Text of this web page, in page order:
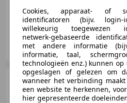
Ed-Kar Import en Export
NL-3076 JA ROTTERDAM
Cookies, apparaat- of
identificatoren (bijv. login-
willekeurig toegewezen
netwerk-gebaseerde
met andere informatie
informatie, taal,
technologieën enz.) kunnen
opgeslagen of gelezen om
wanneer het verbinding
een website te herkennen,
hier gepresenteerde